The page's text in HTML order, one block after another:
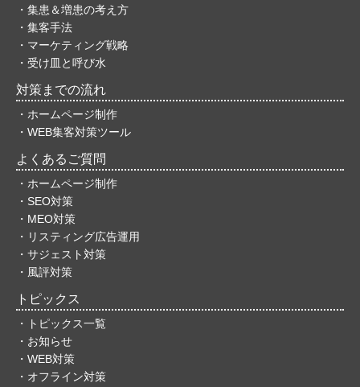
・集患＆増患の考え方
・集客手法
・マーケティング戦略
・受け皿と呼び水
対策までの流れ
・ホームページ制作
・WEB集客対策ツール
よくあるご質問
・ホームページ制作
・SEO対策
・MEO対策
・リスティング広告運用
・サジェスト対策
・風評対策
トピックス
・トピックス一覧
・お知らせ
・WEB対策
・オフライン対策